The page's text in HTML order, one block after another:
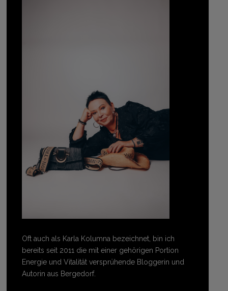
Oft auch als Karla Kolumna bezeichnet, bin ich
bereits seit 2011 die mit einer gehörigen Portion
Energie und Vitalität versprühende Bloggerin und
Autorin aus Bergedorf.